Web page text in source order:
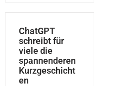
ChatGPT
schreibt für
viele die
spannenderen
Kurzgeschicht
en